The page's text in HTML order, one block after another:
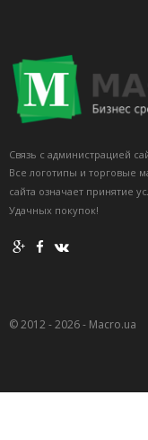
Связь с администрацией
Все логотипы и торговые
сайта означает принятие
Удачных покупок!
© 2012 - 2026 - Macro.ua